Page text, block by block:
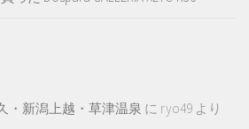
・新潟上越・草津温泉 に ryo49 より